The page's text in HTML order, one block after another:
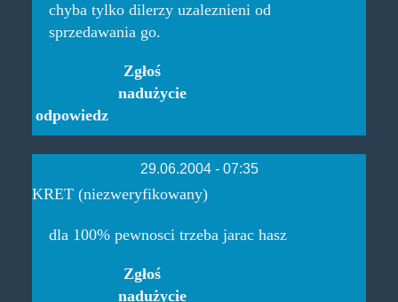
chyba tylko dilerzy uzaleznieni od
sprzedawania go.
odpowiedz
Zgłoś
nadużycie
29.06.2004 - 07:35
KRET (niezweryfikowany)
dla 100% pewnosci trzeba jarac hasz
Zgłoś
nadużycie